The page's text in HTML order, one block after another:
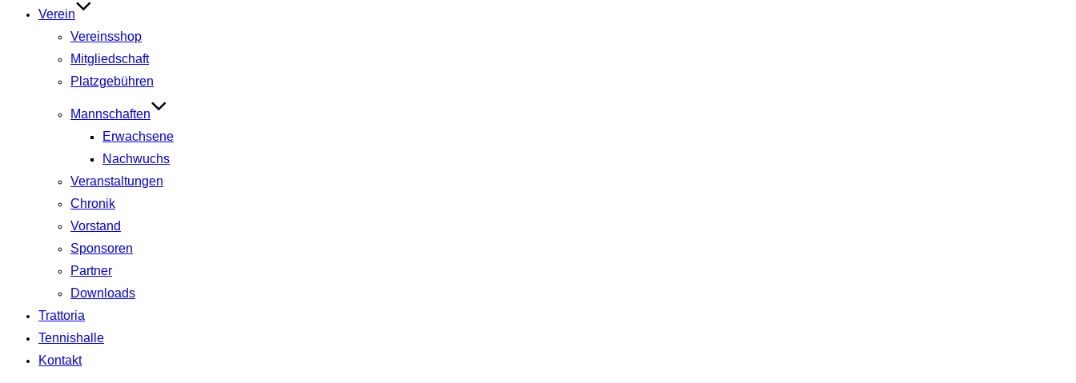
Verein
Vereinsshop
Mitgliedschaft
Platzgebühren
Mannschaften
Erwachsene
Nachwuchs
Veranstaltungen
Chronik
Vorstand
Sponsoren
Partner
Downloads
Trattoria
Tennishalle
Kontakt